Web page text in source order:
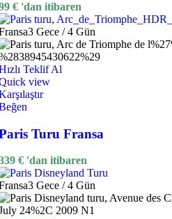
€ 'dan itibaren
3 Gece / 4 Gün
Teklif Al
view
Turu Fransa
€ 'dan itibaren
3 Gece / 4 Gün